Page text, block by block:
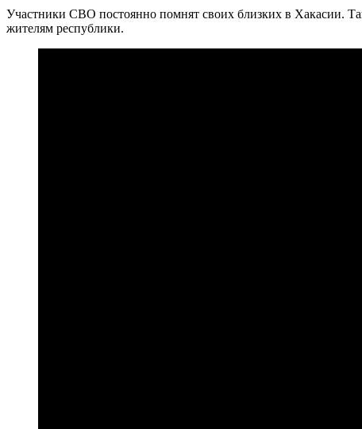
Участники СВО постоянно помнят своих близких в Хакасии.
жителям республики.